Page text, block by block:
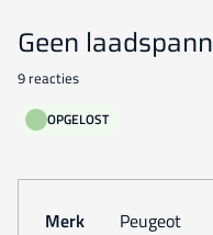
Geen
9 reacties
OPGELOST
Merk
Peugeot